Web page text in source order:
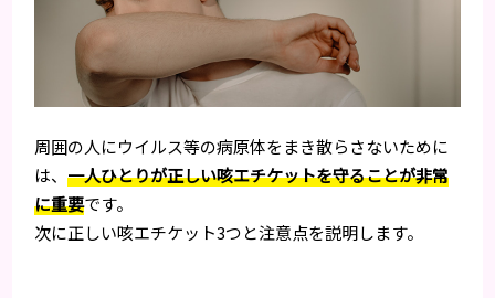
周囲の人にウイルス等の病原体をまき散らさないために
は、一人ひとりが正しい咳エチケットを守ることが非常
に重要です。
次に正しい咳エチケット3つと注意点を説明します。